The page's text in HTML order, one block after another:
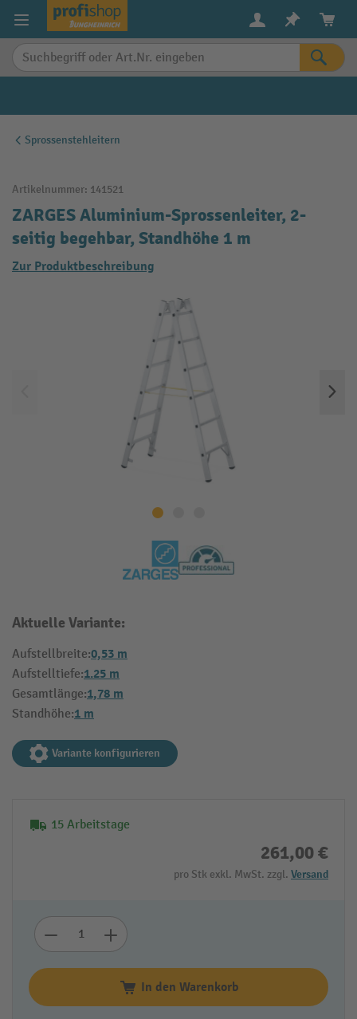
springen
Sprossenstehleitern
Artikelnummer: 141521
ZARGES Aluminium-Sprossenleiter, 2-
seitig begehbar, Standhöhe 1 m
Zur Produktbeschreibung
Aktuelle Variante:
Aufstellbreite:0,53 m
Aufstelltiefe:1.25 m
Gesamtlänge:1,78 m
Standhöhe:1 m
Variante konfigurieren
15 Arbeitstage
261,00 €
pro Stk exkl. MwSt. zzgl. Versand
In den Warenkorb